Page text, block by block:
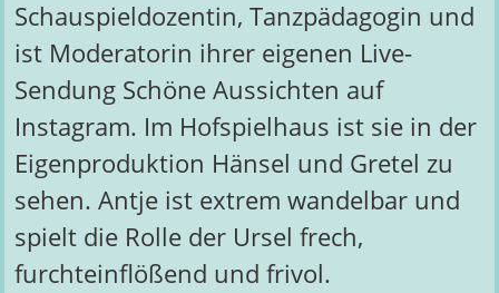
Schauspieldozentin, Tanzpädagogin und
ist Moderatorin ihrer eigenen Live-
Sendung Schöne Aussichten auf
Instagram. Im Hofspielhaus ist sie in der
Eigenproduktion Hänsel und Gretel zu
sehen. Antje ist extrem wandelbar und
spielt die Rolle der Ursel frech,
furchteinflößend und frivol.